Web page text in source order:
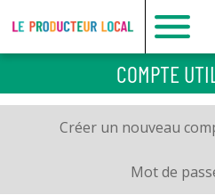
Le
local
COMPTE
OngletsCréer un nouveau
Mot de